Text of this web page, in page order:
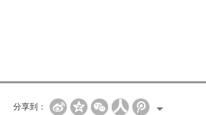
分享到：